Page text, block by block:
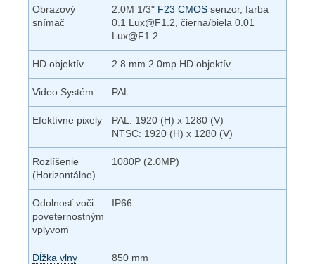
Obrazový
snímač
2.0M 1/3" F23 CMOS senzor, farba
0.1 Lux@F1.2, čierna/biela 0.01
Lux@F1.2
HD objektív 2.8 mm 2.0mp HD objektív
Video Systém PAL
Efektívne pixely
PAL: 1920 (H) x 1280 (V)
NTSC: 1920 (H) x 1280 (V)
Rozlíšenie
(Horizontálne)
1080P (2.0MP)
Odolnosť voči
poveternostným
vplyvom
IP66
Dĺžka vlny
850 mm